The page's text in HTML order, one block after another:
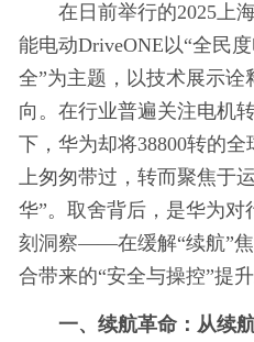
在日前举行的2025上
能电动DriveONE以“全民
全”为主题，以技术展示
向。在行业普遍关注电机
下，华为却将38800转的
上匆匆带过，转而聚焦于
华”。取舍背后，是华为
刻洞察——在缓解“续航”
合带来的“安全与操控”提
一、续航革命：从续